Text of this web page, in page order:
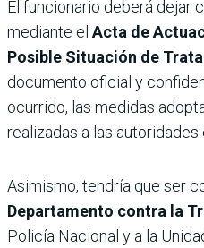
El funcionario deberá dejar
mediante el Acta de
Posible Situación de
documento oficial y
ocurrido, las medidas
realizadas a las autoridades
Asimismo, tendría que ser
Departamento contra la
Policía Nacional y a la